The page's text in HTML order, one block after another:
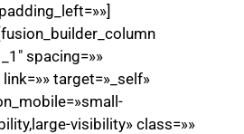
spacing=»»
target=»_self»
visibility» class=»»